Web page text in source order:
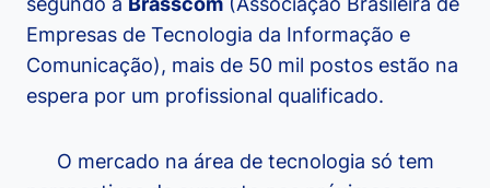
Empresas de Tecnologia da Informação e
Comunicação), mais de 50 mil postos estão na
espera por um profissional qualificado.
O mercado na área de tecnologia só tem